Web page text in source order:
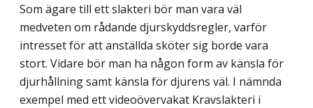
Som ägare till ett slakteri bör man vara väl
medveten om rådande djurskyddsregler, varför
intresset för att anställda sköter sig borde vara
stort. Vidare bör man ha någon form av känsla för
djurhållning samt känsla för djurens väl. I nämnda
exempel med ett videoövervakat Kravslakteri i